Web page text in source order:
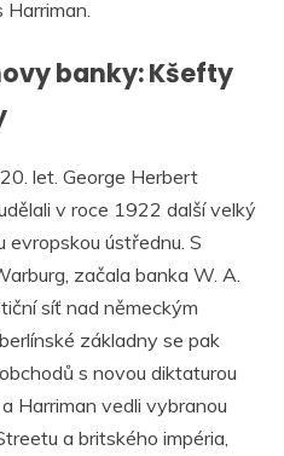
banky: Kšefty
let. George Herbert
v roce 1922 další velký
evropskou ústřednu. S
začala banka W. A.
síť nad německým
základny se pak
s novou diktaturou
Harriman vedli vybranou
a britského impéria,